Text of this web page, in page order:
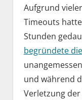
Aufgrund
Timeouts
Stunden
begründete
und während
Verletzung der